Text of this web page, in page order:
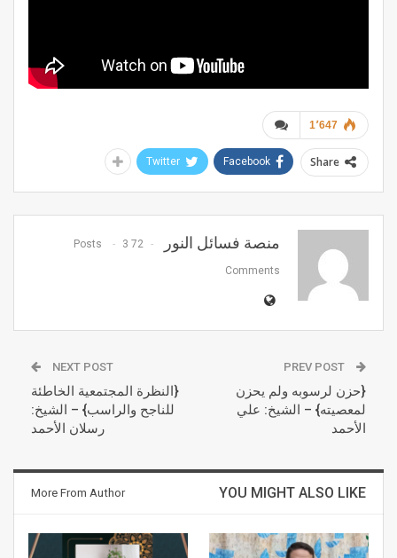
1٬647
Share
Facebook
Twitter
منصة فسائل النور 72 Posts
3
Comments
{حزن لرسوبه ولم يحزن
لمعصيته} – الشيخ: علي
الأحمد
NEXT POST
{النظرة المجتمعية الخاطئة
للناجح والراسب} – الشيخ:
رسلان الأحمد
YOU MIGHT ALSO LIKE
More From Author